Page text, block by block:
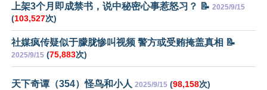
上架3个月即成禁书，说中秘密心事惹怒习？ 📝 2025/9/15
(103,527次)
社媒疯传疑似于朦胧惨叫视频 警方或受贿掩盖真相 📝
2025/9/15 (75,883次)
天下奇谭（354）怪鸟和小人 2025/9/15 (98,158次)